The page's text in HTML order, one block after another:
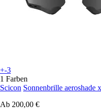
+-3
1 Farben
Scicon Sonnenbrille aeroshade
Ab 200,00 €